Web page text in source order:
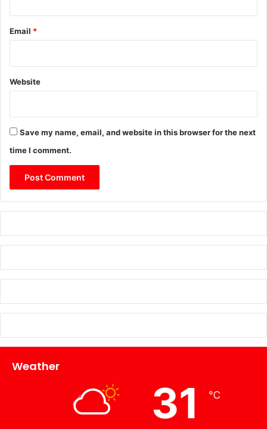
Email *
Website
Save my name, email, and website in this browser for the next
time I comment.
Weather
31 ℃